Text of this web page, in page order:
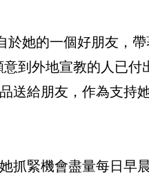
她的一個好朋友，
到外地宣教的人已
送給朋友，作為支持
抓緊機會盡量每日早